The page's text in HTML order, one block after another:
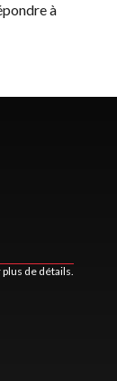
à
de détails.